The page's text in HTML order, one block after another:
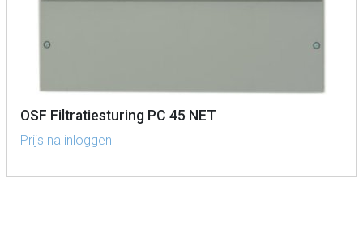
OSF Filtratiesturing PC 45 NET
Prijs na inloggen